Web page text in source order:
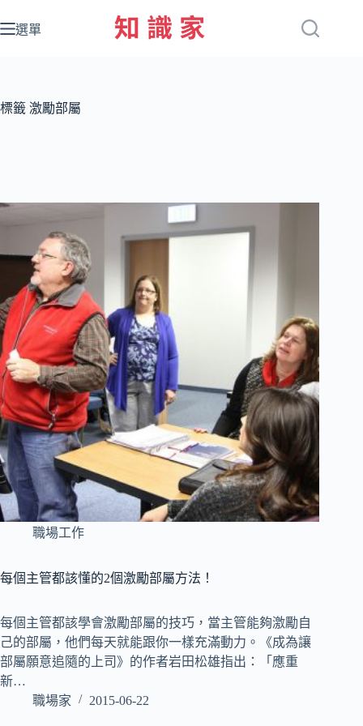
至
容
選單
標籤 激勵部屬
職場工作
每個主管都該懂的2個激勵部屬方法！
每個主管都該學會激勵部屬的技巧，當主管能夠激勵自
己的部屬，他們每天就能跟你一樣充滿動力。《成為讓
部屬願意追隨的上司》的作者岩田松雄指出：「應重
新…
職場家
2015-06-22